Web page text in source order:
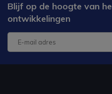
Blijf op de hoogte van
ontwikkelingen